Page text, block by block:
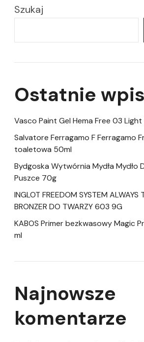
Szukaj
Ostatnie
Vasco Paint Gel Hema Free 03 Light
Salvatore Ferragamo F Ferragamo
toaletowa 50ml
Bydgoska Wytwórnia Mydła Mydło
Puszce 70g
INGLOT FREEDOM SYSTEM ALWAYS
BRONZER DO TWARZY 603 9G
KABOS Primer bezkwasowy Magic
ml
Najnowsze
komentarze